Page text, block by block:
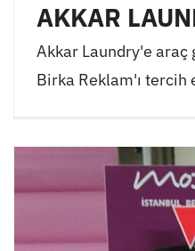
AKKAR
Akkar Laundry'e
Birka Reklam'ı tercih